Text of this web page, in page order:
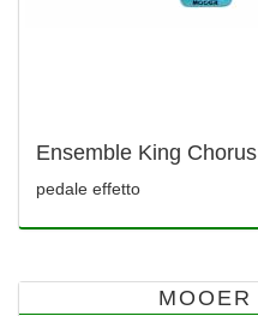
Ensemble King Chorus
pedale effetto
MOOER